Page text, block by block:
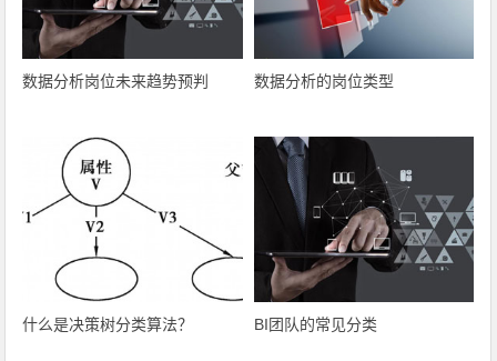
数据分析岗位未来趋势预判 数据分析的岗位类型
什么是决策树分类算法？ BI团队的常见分类